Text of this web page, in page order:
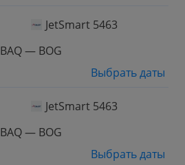
JetSmart 5463
BAQ — BOG
Выбрать даты
JetSmart 5463
BAQ — BOG
Выбрать даты